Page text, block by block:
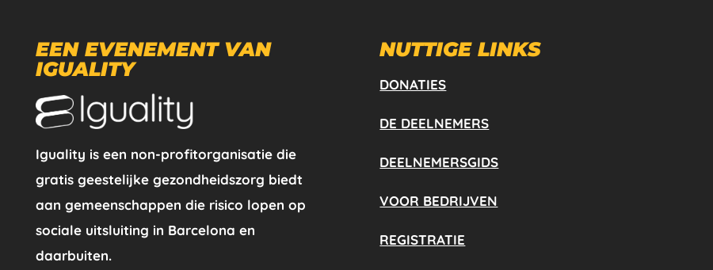
EEN EVENEMENT VAN
IGUALITY
Iguality is een non-profitorganisatie die
gratis geestelijke gezondheidszorg biedt
aan gemeenschappen die risico lopen op
sociale uitsluiting in Barcelona en
daarbuiten.
NUTTIGE LINKS
DONATIES
DE DEELNEMERS
DEELNEMERSGIDS
VOOR BEDRIJVEN
REGISTRATIE